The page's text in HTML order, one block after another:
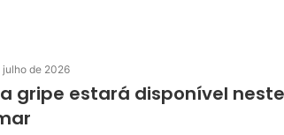
julho de 2026
gripe estará disponível